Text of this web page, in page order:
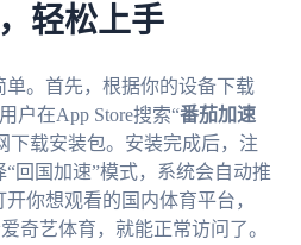
轻松上手
单。首先，根据你的设备下载
户在App Store搜索“番茄加速
下载安装包。安装完成后，注
回国加速”模式，系统会自动推
你想观看的国内体育平台，
奇艺体育，就能正常访问了。